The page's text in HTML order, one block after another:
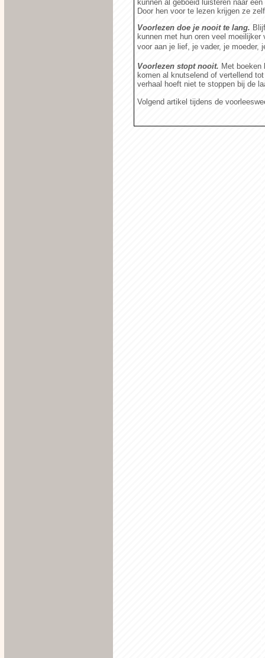
kunnen al geboeid luisteren naar
Door hen voor te lezen krijgen ze
Voorlezen doe je nooit te lang.
kunnen met hun oren veel
voor aan je lief, je vader, je moeder,
Voorlezen stopt nooit. Met boeken
komen al knutselend of vertellend
verhaal hoeft niet te stoppen bij de
Volgend artikel tijdens de